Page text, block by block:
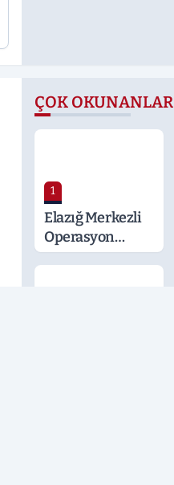
ÇOK OKUNANLAR
1
Elazığ Merkezli
Operasyon
Malatya ve